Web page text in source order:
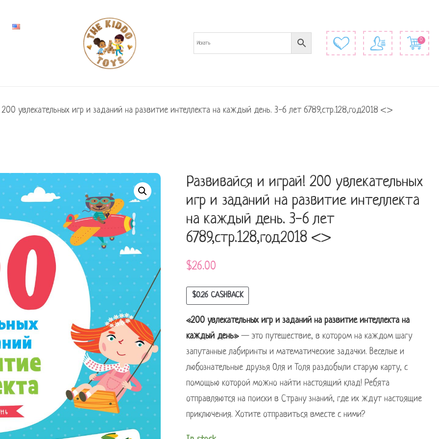
0
200 увлекательных игр и заданий на развитие интеллекта на каждый день. 3-6 лет 6789,стр.128,год2018 <>
Развивайся и играй! 200 увлекательных
игр и заданий на развитие интеллекта
на каждый день. 3-6 лет
6789,стр.128,год2018 <>
$26.00
$0.26CASHBACK
«200 увлекательных игр и заданий на развитие интеллекта на
каждый день»— это путешествие, в котором на каждом шагу
запутанные лабиринты и математические задачки. Веселые и
любознательные друзья Оля и Толя раздобыли старую карту, с
помощью которой можно найти настоящий клад! Ребята
отправляются на поиски в Страну знаний, где их ждут настоящие
приключения. Хотите отправиться вместе с ними?